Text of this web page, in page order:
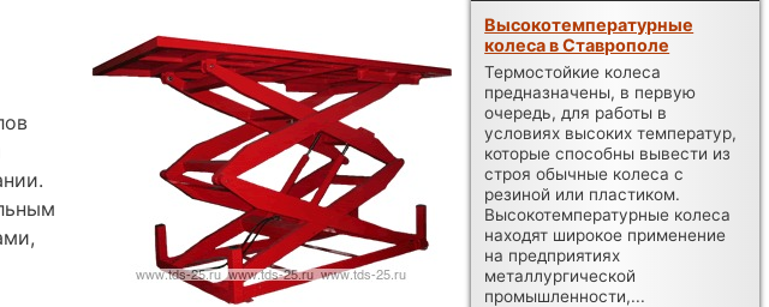
Высокотемпературные
колеса в Ставрополе
Термостойкие колеса
предназначены, в первую
очередь, для работы в
условиях высоких температур,
которые способны вывести из
строя обычные колеса с
резиной или пластиком.
Высокотемпературные колеса
находят широкое применение
на предприятиях
металлургической
промышленности,...